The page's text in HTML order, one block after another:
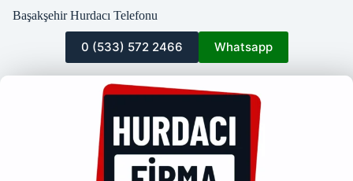
Başakşehir Hurdacı Telefonu
0 (533) 572 2466 Whatsapp